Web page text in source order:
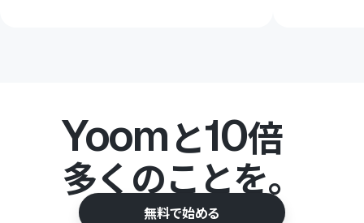
Yoomと10倍
多くのことを。
無料で始める